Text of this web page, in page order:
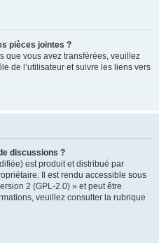
pièces jointes ?
que vous avez transférées, veuillez
de l’utilisateur et suivre les liens vers
discussions ?
est produit et distribué par
Il est rendu accessible sous
2 (GPL-2.0) » et peut être
veuillez consulter la rubrique